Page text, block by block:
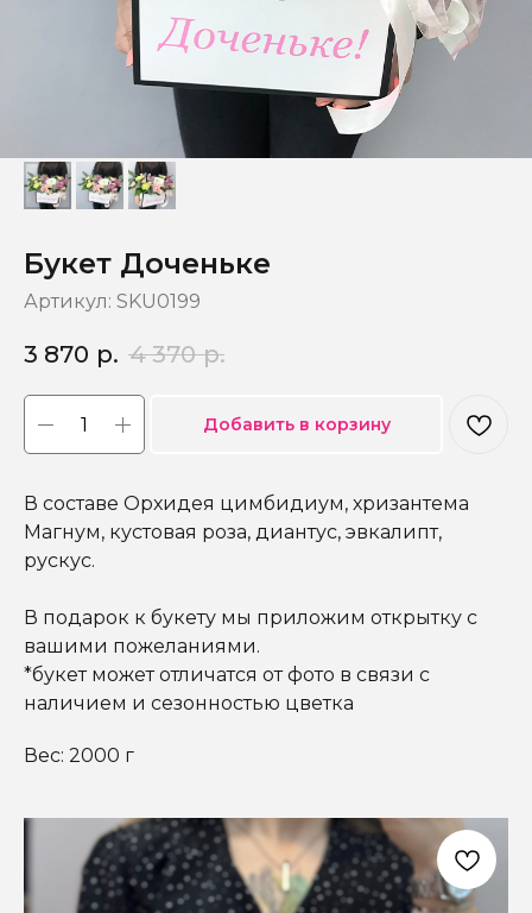
Букет Доченьке
Артикул: SKU0199
3 870 р. 4 370 р.
Добавить в корзину
В составе Орхидея цимбидиум, хризантема
Магнум, кустовая роза, диантус, эвкалипт,
рускус.
В подарок к букету мы приложим открытку с
вашими пожеланиями.
*букет может отличатся от фото в связи с
наличием и сезонностью цветка
Вес: 2000 г